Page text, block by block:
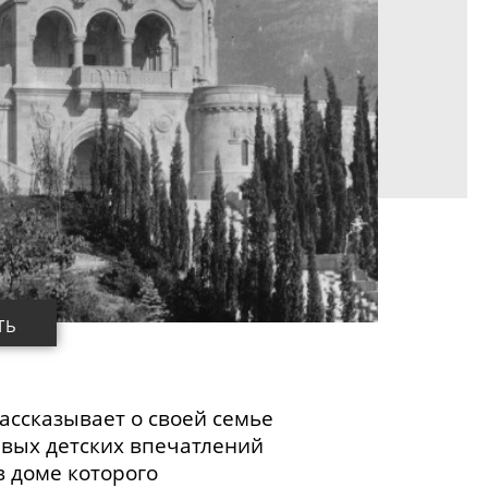
о своей семье
детских впечатлений
которого